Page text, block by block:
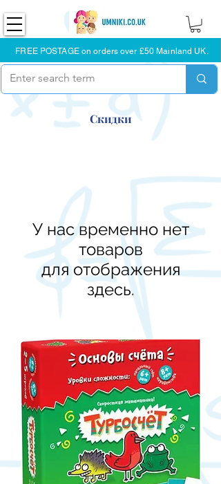
FREE POSTAGE on orders over £50 Mainland UK.
Скидки
У нас временно нет
товаров
для отображения
здесь.